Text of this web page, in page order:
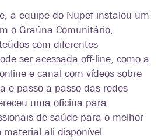
a equipe do Nupef instalou um
o Graúna Comunitário,
com diferentes
ser acessada off-line, como a
e canal com vídeos sobre
e passo a passo das redes
uma oficina para
de saúde para o melhor
ali disponível.